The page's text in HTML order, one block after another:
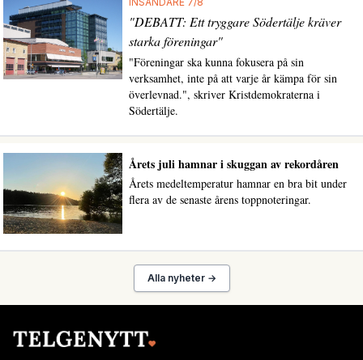
"DEBATT: Ett tryggare Södertälje kräver
starka föreningar"
"Föreningar ska kunna fokusera på sin
verksamhet, inte på att varje år kämpa för sin
överlevnad.", skriver Kristdemokraterna i
Södertälje.
Årets juli hamnar i skuggan av rekordåren
Årets medeltemperatur hamnar en bra bit under
flera av de senaste årens toppnoteringar.
Alla nyheter →